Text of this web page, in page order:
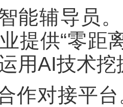
能辅导员
提供“零距
用AI技术
作对接平